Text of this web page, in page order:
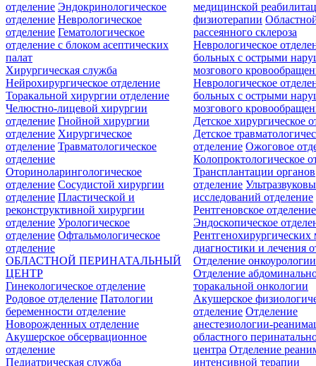
отделение Эндокринологическое
отделение Неврологическое
отделение Гематологическое
отделение c блоком асептических
палат
медицинской
физиотерапии
рассеянного склероза
Неврологическое
больных с острыми
мозгового
Неврологическое
больных с острыми
мозгового
Хирургическая служба
Нейрохирургическое отделение
Торакальной хирургии отделение
Челюстно-лицевой хирургии
отделение Гнойной хирургии
отделение Хирургическое
отделение Травматологическое
отделение
Оториноларингологическое
отделение Сосудистой хирургии
отделение Пластической и
реконструктивной хирургии
отделение Урологическое
отделение Офтальмологическое
отделение
Детское хирургическое
Детское
отделение Ожоговое
Колопроктологическое
Трансплантации органов
отделение
исследований отделение
Рентгеновское отделение
Эндоскопическое
Рентгенохирургических
диагностики и лечения
Отделение онкоурологии
Отделение
торакальной онкологии
ОБЛАСТНОЙ ПЕРИНАТАЛЬНЫЙ
ЦЕНТР
Гинекологическое отделение
Родовое отделение Патологии
беременности отделение
Новорожденных отделение
Акушерское обсервационное
отделение
Акушерское
отделение Отделение
анестезиологии-
областного
центра Отделение
интенсивной терапии
Педиатрическая служба